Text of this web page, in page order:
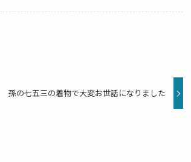
孫の七五三の着物で大変お世話になりました